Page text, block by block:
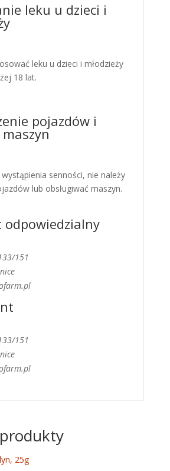
leku u dzieci i
leku u dzieci i młodzieży
18 lat.
pojazdów i
maszyn
senności, nie należy
lub obsługiwać maszyn.
odpowiedzialny
151
151